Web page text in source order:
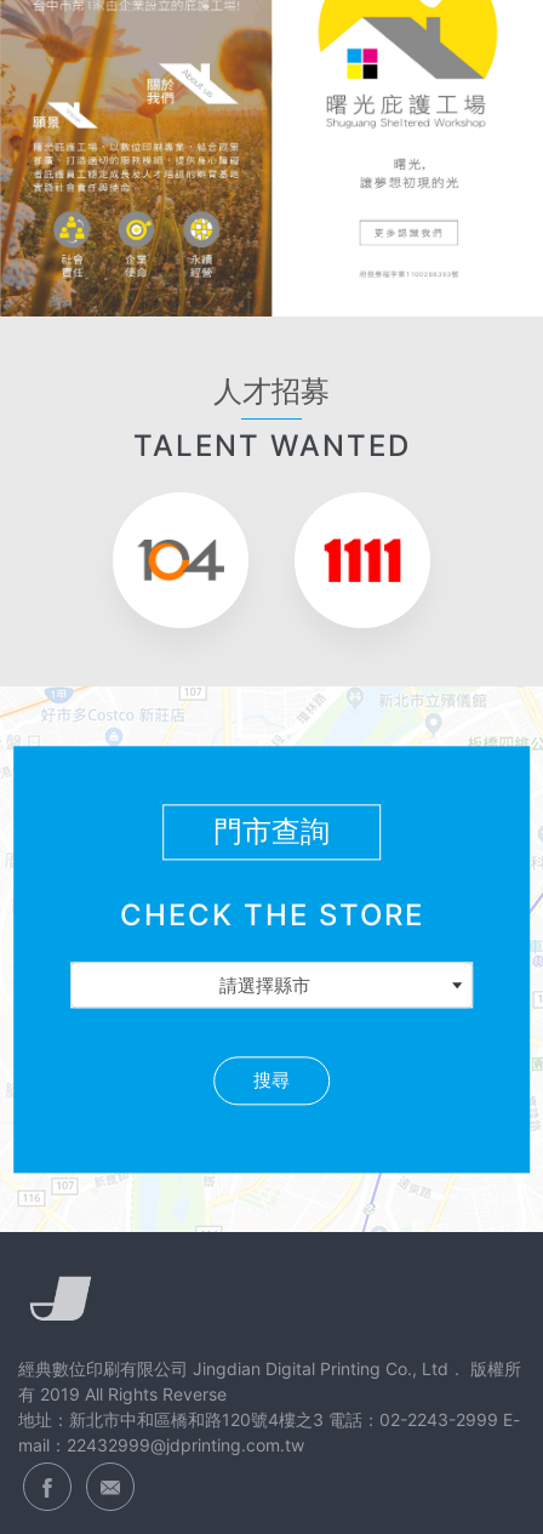
人才招募
TALENT WANTED
門市查詢
CHECK THE STORE
選擇縣市
請選擇縣市
搜尋
經典數位印刷有限公司 Jingdian Digital Printing Co., Ltd． 版權所
有 2019 All Rights Reverse
地址：新北市中和區橋和路120號4樓之3 電話：02-2243-2999 E-
mail：22432999@jdprinting.com.tw